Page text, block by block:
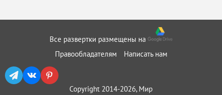
Все развертки размещены на
Правообладателям
Написать нам
Copyright 2014-2026, Мир